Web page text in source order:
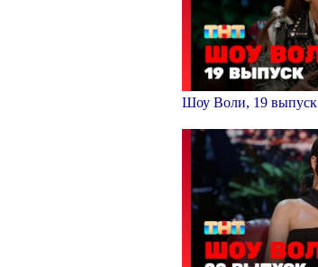
Шоу Воли, 19 выпуск